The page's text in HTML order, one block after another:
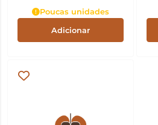
Poucas unidades
Adicionar